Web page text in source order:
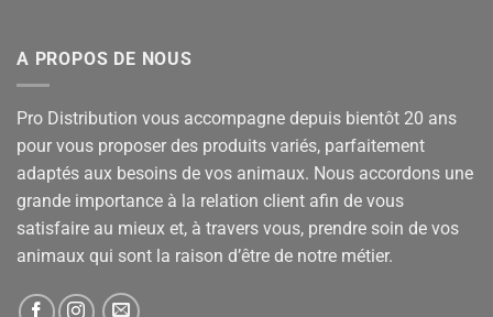
A PROPOS DE NOUS
Pro Distribution vous accompagne depuis bientôt 20 ans
pour vous proposer des produits variés, parfaitement
adaptés aux besoins de vos animaux. Nous accordons une
grande importance à la relation client afin de vous
satisfaire au mieux et, à travers vous, prendre soin de vos
animaux qui sont la raison d’être de notre métier.